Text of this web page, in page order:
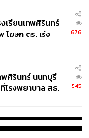
เรียนเทพศิรินทร์
ฆษก ตร. เร่ง
676
พศิรินทร์ นนทบุรี
โรงพยาบาล สธ.
545